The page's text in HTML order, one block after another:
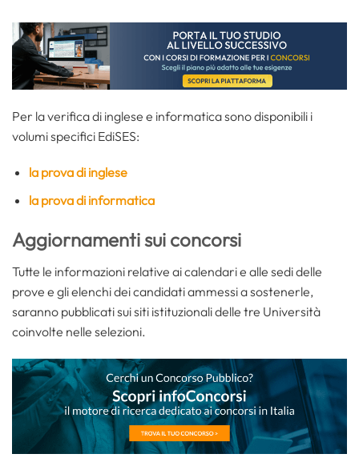
Per la verifica di inglese e informatica sono disponibili i
volumi specifici EdiSES:
la prova di inglese
la prova di informatica
Aggiornamenti sui concorsi
Tutte le informazioni relative ai calendari e alle sedi delle
prove e gli elenchi dei candidati ammessi a sostenerle,
saranno pubblicati sui siti istituzionali delle tre Università
coinvolte nelle selezioni.